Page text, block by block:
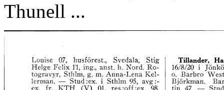
Thunell ...